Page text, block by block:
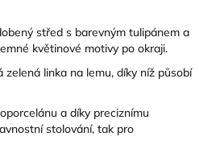
střed s barevným tulipánem a
květinové motivy po okraji.
linka na lemu, díky níž působí
a díky preciznímu
stolování, tak pro